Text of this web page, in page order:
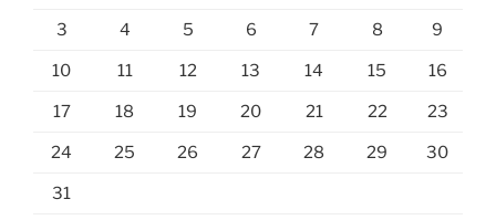
3 4 5 6 7 8 9
10 11 12 13 14 15 16
17 18 19 20 21 22 23
24 25 26 27 28 29 30
31